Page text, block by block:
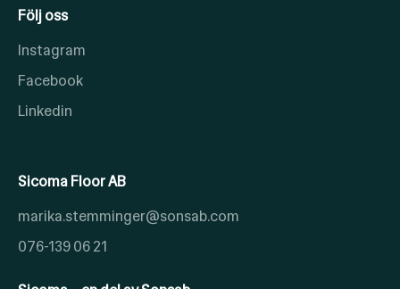
Följ oss
Instagram
Facebook
Linkedin
Sicoma Floor AB
marika.stemminger@sonsab.com
076-139 06 21